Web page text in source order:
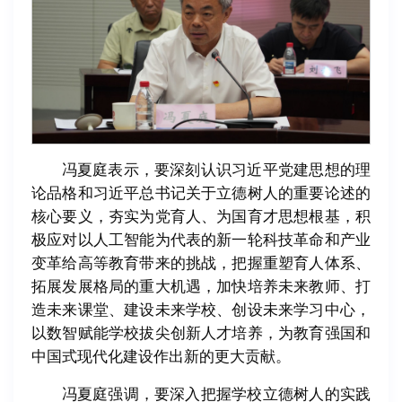
冯夏庭表示，要深刻认识习近平党建思想的理
论品格和习近平总书记关于立德树人的重要论述的
核心要义，夯实为党育人、为国育才思想根基，积
极应对以人工智能为代表的新一轮科技革命和产业
变革给高等教育带来的挑战，把握重塑育人体系、
拓展发展格局的重大机遇，加快培养未来教师、打
造未来课堂、建设未来学校、创设未来学习中心，
以数智赋能学校拔尖创新人才培养，为教育强国和
中国式现代化建设作出新的更大贡献。
冯夏庭强调，要深入把握学校立德树人的实践